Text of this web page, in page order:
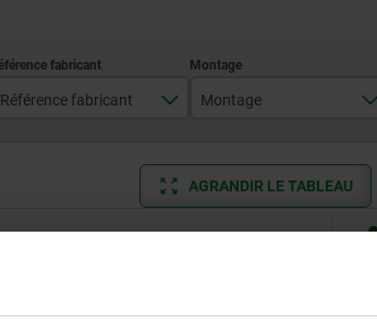
Référence fabricant
DZ5517-5045
DZ5517-5055
Montage
AGRANDIR LE TABLEAU